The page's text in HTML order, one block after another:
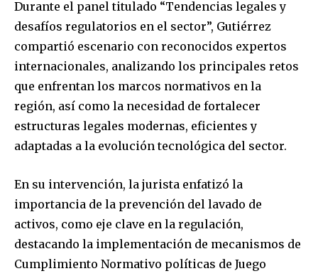
Durante el panel titulado “Tendencias legales y
desafíos regulatorios en el sector”, Gutiérrez
compartió escenario con reconocidos expertos
internacionales, analizando los principales retos
que enfrentan los marcos normativos en la
región, así como la necesidad de fortalecer
estructuras legales modernas, eficientes y
adaptadas a la evolución tecnológica del sector.
En su intervención, la jurista enfatizó la
importancia de la prevención del lavado de
activos, como eje clave en la regulación,
destacando la implementación de mecanismos de
Cumplimiento Normativo políticas de Juego